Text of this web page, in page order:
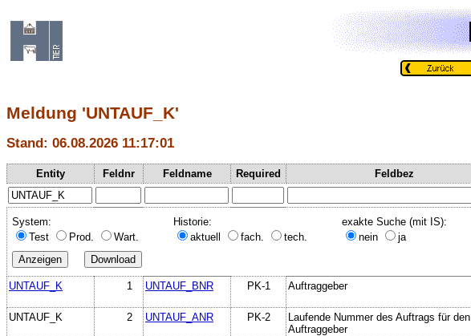
Meldung 'UNTAUF_K'
Stand: 06.08.2026 11:17:01
Entity Feldnr Feldname Required Feldbez
System:
Test
Prod. Wart.
Historie:
aktuell
fach. tech.
exakte Suche (mit IS):
nein
ja
UNTAUF_K 1 UNTAUF_BNR PK-1 Auftraggeber
UNTAUF_K 2 UNTAUF_ANR PK-2
Laufende Nummer des Auftrags für den
Auftraggeber